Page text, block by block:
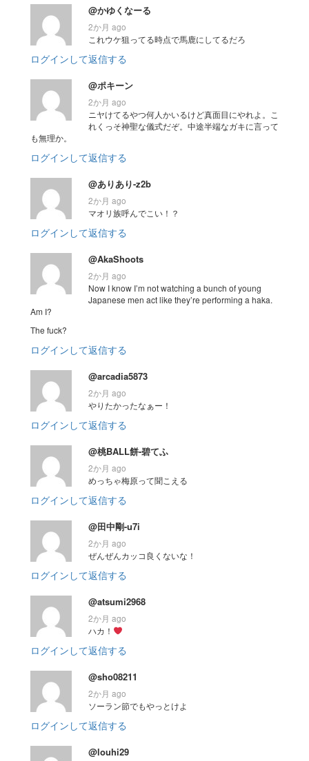
@かゆくなーる
2か月 ago
これウケ狙ってる時点で馬鹿にしてるだろ
ログインして返信する
@ポキーン
2か月 ago
ニヤけてるやつ何人かいるけど真面目にやれよ。こ
れくっそ神聖な儀式だぞ。中途半端なガキに言って
も無理か。
ログインして返信する
@ありあり-z2b
2か月 ago
マオリ族呼んでこい！？
ログインして返信する
@AkaShoots
2か月 ago
Now I know I’m not watching a bunch of young
Japanese men act like they’re performing a haka.
Am I?
The fuck?
ログインして返信する
@arcadia5873
2か月 ago
やりたかったなぁー！
ログインして返信する
@桃BALL餅-碧てふ
2か月 ago
めっちゃ梅原って聞こえる
ログインして返信する
@田中剛-u7i
2か月 ago
ぜんぜんカッコ良くないな！
ログインして返信する
@atsumi2968
2か月 ago
ハカ！
ログインして返信する
@sho08211
2か月 ago
ソーラン節でもやっとけよ
ログインして返信する
@louhi29